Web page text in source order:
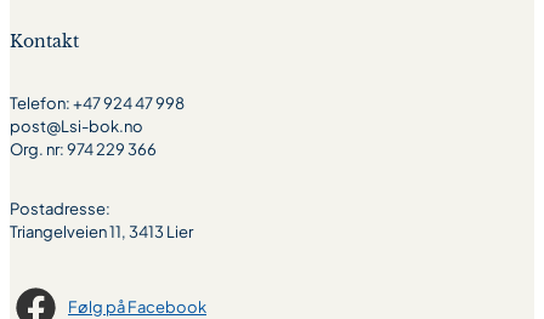
Kontakt
Telefon: +47 924 47 998
post@Lsi-bok.no
Org. nr: 974 229 366
Postadresse:
Triangelveien 11, 3413 Lier
Følg på Facebook